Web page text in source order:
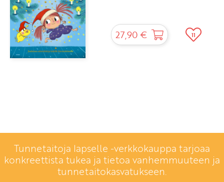
27,90 € 11
Tunnetaitoja lapselle -verkkokauppa tarjoaa
konkreettista tukea ja tietoa vanhemmuuteen ja
tunnetaitokasvatukseen.